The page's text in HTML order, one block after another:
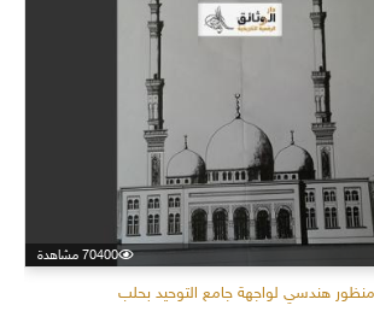
70400 مشاهدة
هندسي لواجهة جامع التوحيد بحلب